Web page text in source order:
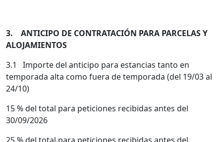
3. ANTICIPO DE CONTRATACIÓN PARA PARCELAS Y
ALOJAMIENTOS
3.1 Importe del anticipo para estancias tanto en
temporada alta como fuera de temporada (del 19/03 al
24/10)
15 % del total para peticiones recibidas antes del
30/09/2026